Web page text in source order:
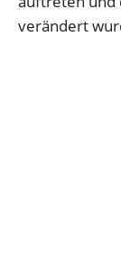
verändert